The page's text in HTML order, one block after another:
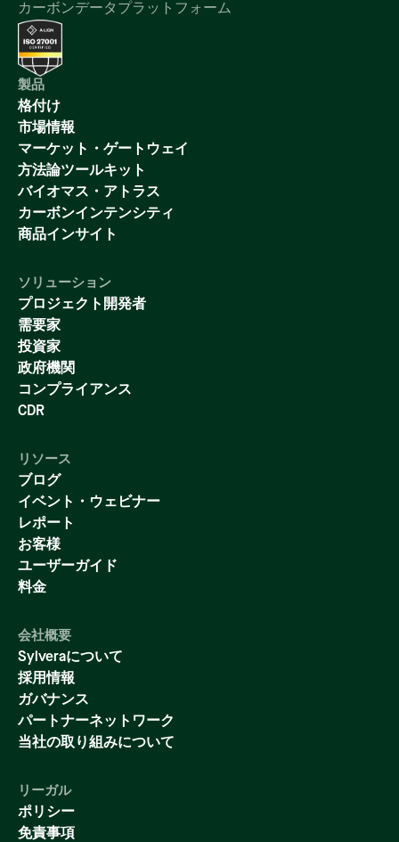
カーボンデータプラットフォーム
製品
格付け
市場情報
マーケット・ゲートウェイ
方法論ツールキット
バイオマス・アトラス
カーボンインテンシティ
商品インサイト
ソリューション
プロジェクト開発者
需要家
投資家
政府機関
コンプライアンス
CDR
リソース
ブログ
イベント・ウェビナー
レポート
お客様
ユーザーガイド
料金
会社概要
Sylveraについて
採用情報
ガバナンス
パートナーネットワーク
当社の取り組みについて
リーガル
ポリシー
免責事項